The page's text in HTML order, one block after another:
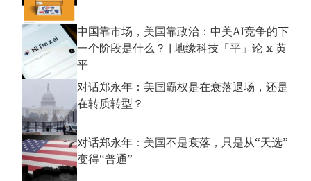
中国靠市场，美国靠政治：中美AI竞争的下
一个阶段是什么？ | 地缘科技「平」论 x 黄
平
对话郑永年：美国霸权是在衰落退场，还是
在转质转型？
对话郑永年：美国不是衰落，只是从“天选”
变得“普通”